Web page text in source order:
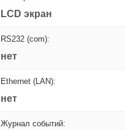
LCD экран
RS232 (com):
нет
Ethernet (LAN):
нет
Журнал событий: